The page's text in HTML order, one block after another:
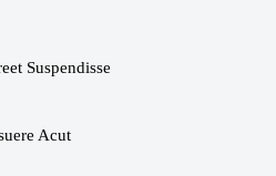
Suspendisse
Acut